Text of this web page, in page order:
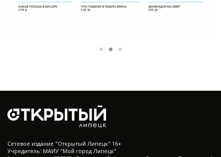
Cетевое издание "Открытый Липецк" 16+
Учредитель: МАИУ "Мой город Липецк"